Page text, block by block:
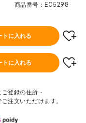
商品番号 E05298
トに入れる
トに入れる
登録の住所・
注文いただけます。